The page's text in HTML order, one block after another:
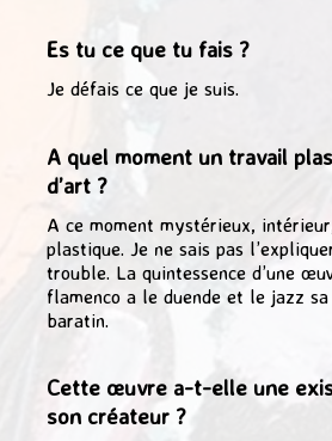
Es tu ce que tu fais ?
Je défais ce que je suis.
A quel moment un travail
d’art ?
A ce moment mystérieux,
plastique. Je ne sais pas
trouble. La quintessence d’une
flamenco a le duende et le jazz
baratin.
Cette œuvre a-t-elle une
son créateur ?